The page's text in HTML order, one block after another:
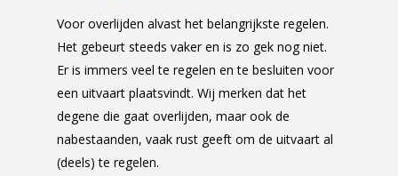
Voor overlijden alvast het belangrijkste regelen.
Het gebeurt steeds vaker en is zo gek nog niet.
Er is immers veel te regelen en te besluiten voor
een uitvaart plaatsvindt. Wij merken dat het
degene die gaat overlijden, maar ook de
nabestaanden, vaak rust geeft om de uitvaart al
(deels) te regelen.